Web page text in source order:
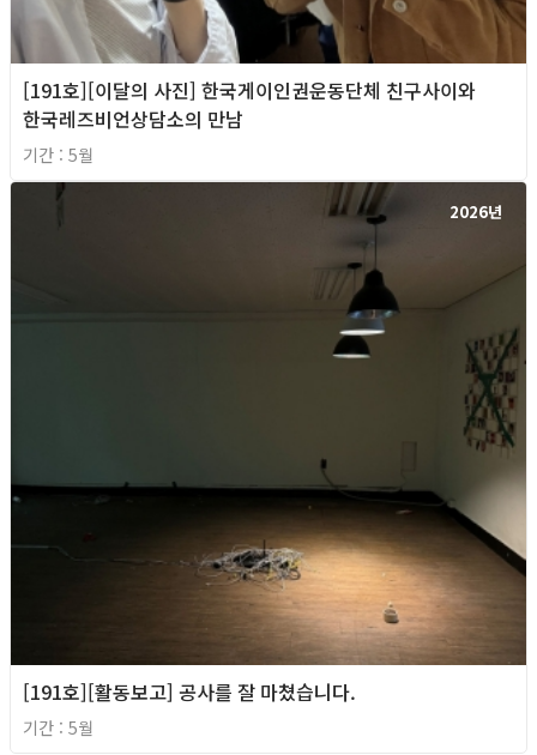
[191호][이달의 사진] 한국게이인권운동단체 친구사이와
한국레즈비언상담소의 만남
기간 : 5월
2026년
[191호][활동보고] 공사를 잘 마쳤습니다.
기간 : 5월